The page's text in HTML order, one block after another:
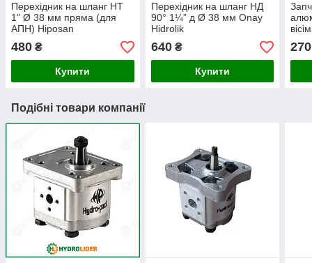
Перехідник на шланг НТ
1" Ø 38 мм пряма (для
АПН) Hiposan
480 ₴
Купити
Перехідник на шланг НД
90° 1¼” д Ø 38 мм Onay
Hidrolik
640₴
Купити
270
Подібні товари компанії